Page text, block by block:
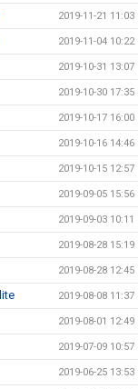
2019-11-21 11:03
2019-11-04 10:22
2019-10-31 13:07
2019-10-30 17:35
2019-10-17 16:00
2019-10-16 14:46
2019-10-15 12:57
2019-09-05 15:56
2019-09-03 10:11
2019-08-28 15:19
2019-08-28 12:45
2019-08-08 11:37
2019-08-01 12:49
2019-07-09 10:57
2019-06-25 13:53